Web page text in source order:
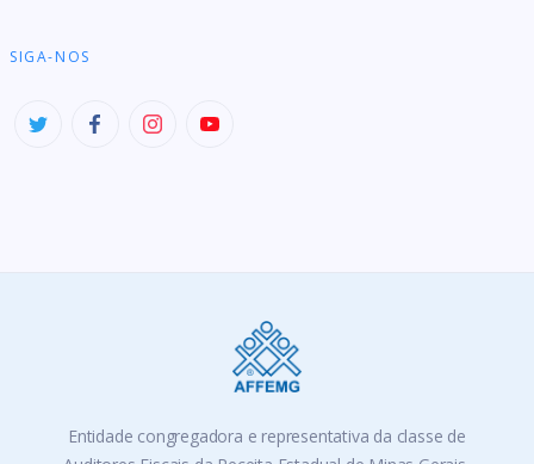
SIGA-NOS
Entidade congregadora e representativa da classe de